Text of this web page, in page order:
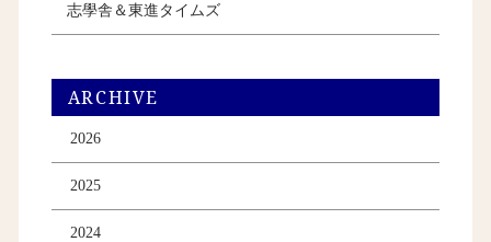
志學舎＆東進タイムズ
ARCHIVE
2026
2025
2024